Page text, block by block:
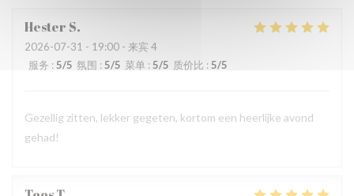
Hester S
2026-07-31 - 19:00 - 来宾 4
服务 : 5/5 氛围 : 5/5 菜单 : 5/5 质价比 : 5/5
Gezellig zitten, lekker gegeten, kortom een heerlijke avond
gehad!